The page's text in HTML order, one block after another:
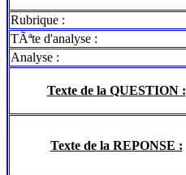
Rubrique :
TÃªte d'analyse :
Analyse :
Texte de la QUESTION :
Texte de la REPONSE :